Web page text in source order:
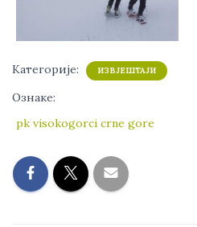
Категорије: ИЗВЈЕШТАЈИ
Ознаке:
pk visokogorci crne gore